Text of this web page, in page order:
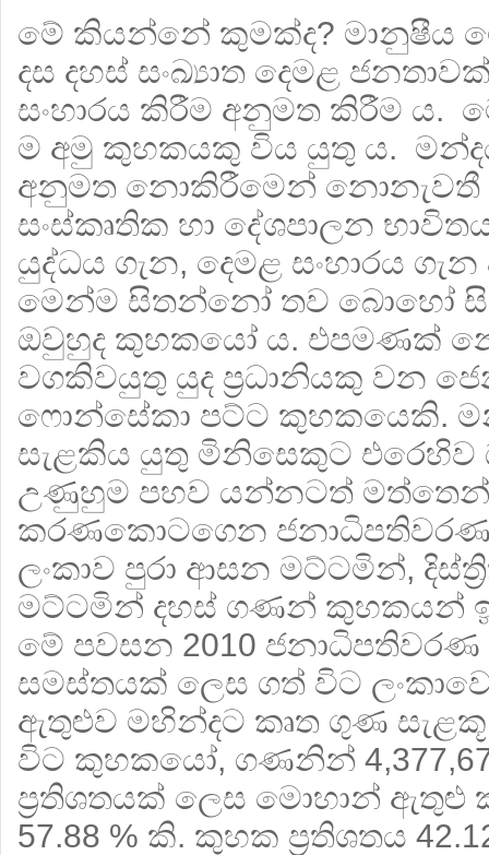
මේ කියන්නේ කුමක්ද? මානුෂීය
දස දහස් සංඛ්‍යාත දෙමළ
සංහාරය කිරීම අනුමත කිරීම ය.
ම අමු කුහකයකු විය යුතු ය.
අනුමත නොකිරීමෙන් නොනැවතී
සංස්කෘතික හා දේශපාලන
යුද්ධය ගැන, දෙමළ සංහාරය
මෙන්ම සිතන්නෝ තව බොහෝ
ඔවුහුද කුහකයෝ ය. එපමණක්
වගකිවයුතු යුද ප්‍රධානියකු වන
ෆොන්සේකා පට්ට කුහකයෙකි.
සැළකිය යුතු මිනිසෙකුට එරෙහිව
උණුහුම පහව යන්නටත් මත්තෙන්
කරණකොටගෙන ජනාධිපතිවරණ
ලංකාව පුරා ආසන මට්ටමින්,
මට්ටමින් දහස් ගණන් කුහකයන්
මේ පවසන 2010
සමස්තයක් ලෙස ගත් විට
ඇතුළුව මහින්දට කෘත ගුණ සැළකූ
විට කුහකයෝ, ගණනින්
ප්‍රතිශතයක් ලෙස මොහාන් ඇතුළු
57.88 % කි. කුහක ප්‍රතිශතය